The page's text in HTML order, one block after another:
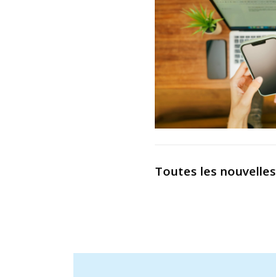
Toutes les nouvelles